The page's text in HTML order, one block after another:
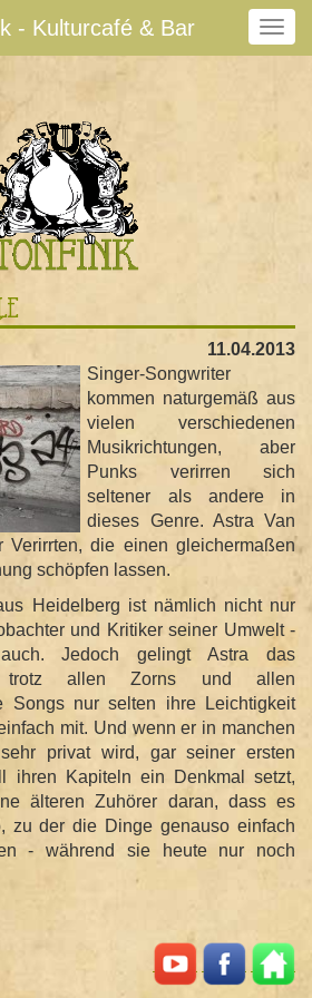
N
a
s
c
a
l
t
e
- Kulturcafé & Bar
11.04.2013
Singer-Songwriter
kommen naturgemäß aus
vielen verschiedenen
Musikrichtungen, aber
Punks verirren sich
seltener als andere in
dieses Genre. Astra Van
Verirrten, die einen gleichermaßen
schöpfen lassen.
Heidelberg ist nämlich nicht nur
und Kritiker seiner Umwelt -
Jedoch gelingt Astra das
trotz allen Zorns und allen
Songs nur selten ihre Leichtigkeit
mit. Und wenn er in manchen
privat wird, gar seiner ersten
ihren Kapiteln ein Denkmal setzt,
älteren Zuhörer daran, dass es
zu der die Dinge genauso einfach
- während sie heute nur noch